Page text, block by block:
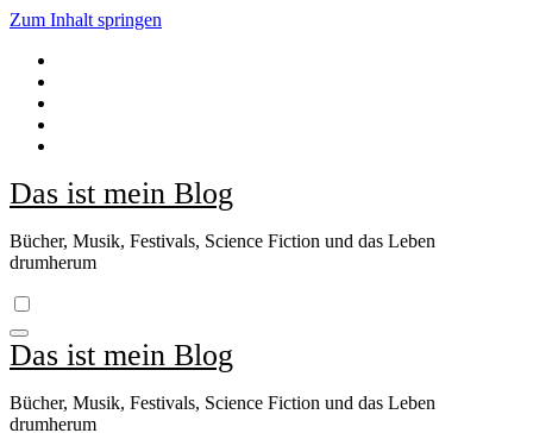
Zum Inhalt springen
Das ist mein Blog
Bücher, Musik, Festivals, Science Fiction und das Leben
drumherum
Das ist mein Blog
Bücher, Musik, Festivals, Science Fiction und das Leben
drumherum